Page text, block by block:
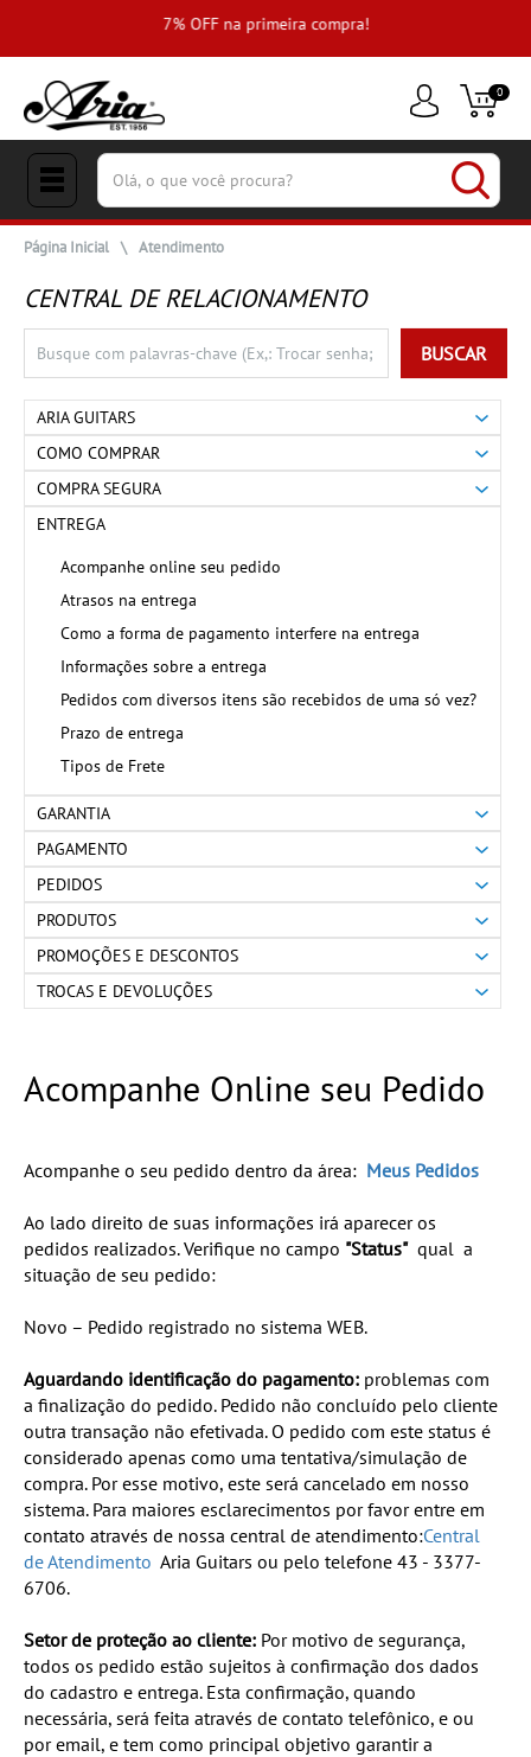
7% OFF na primeira compra!
0
(pesquisar)
Página Inicial \ Atendimento
CENTRAL DE RELACIONAMENTO
BUSCAR
ARIA GUITARS
COMO COMPRAR
COMPRA SEGURA
ENTREGA
Acompanhe online seu pedido
Atrasos na entrega
Como a forma de pagamento interfere na entrega
Informações sobre a entrega
Pedidos com diversos itens são recebidos de uma só vez?
Prazo de entrega
Tipos de Frete
GARANTIA
PAGAMENTO
PEDIDOS
PRODUTOS
PROMOÇÕES E DESCONTOS
TROCAS E DEVOLUÇÕES
Acompanhe Online seu Pedido
Acompanhe o seu pedido dentro da área: Meus Pedidos
Ao lado direito de suas informações irá aparecer os
pedidos realizados. Verifique no campo "Status"qual a
situação de seu pedido:
Novo – Pedido registrado no sistema WEB.
Aguardando identificação do pagamento: problemas com
a finalização do pedido. Pedido não concluído pelo cliente
outra transação não efetivada. O pedido com este status é
considerado apenas como uma tentativa/simulação de
compra. Por esse motivo, este será cancelado em nosso
sistema. Para maiores esclarecimentos por favor entre em
contato através de nossa central de atendimento:Central
de Atendimento Aria Guitars ou pelo telefone 43 - 3377-
6706.
Setor de proteção ao cliente: Por motivo de segurança,
todos os pedido estão sujeitos à confirmação dos dados
do cadastro e entrega. Esta confirmação, quando
necessária, será feita através de contato telefônico, e ou
por email, e tem como principal objetivo garantir a